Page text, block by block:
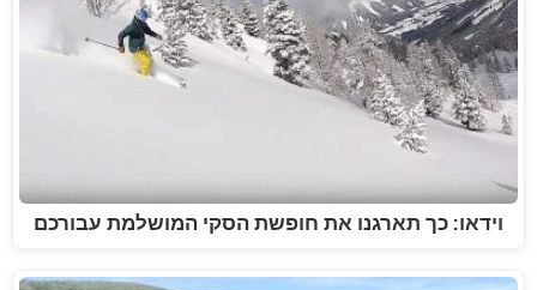
וידאו: כך תארגנו את חופשת הסקי המושלמת עבורכם